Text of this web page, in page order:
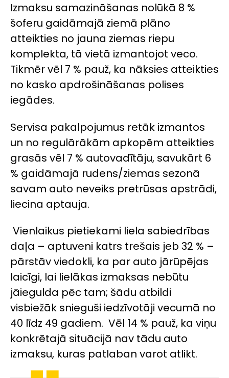
Izmaksu samazināšanas nolūkā 8 %
šoferu gaidāmajā ziemā plāno
atteikties no jauna ziemas riepu
komplekta, tā vietā izmantojot veco.
Tikmēr vēl 7 % pauž, ka nāksies atteikties
no kasko apdrošināšanas polises
iegādes.
Servisa pakalpojumus retāk izmantos
un no regulārākām apkopēm atteikties
grasās vēl 7 % autovadītāju, savukārt 6
% gaidāmajā rudens/ziemas sezonā
savam auto neveiks pretrūsas apstrādi,
liecina aptauja.
Vienlaikus pietiekami liela sabiedrības
daļa – aptuveni katrs trešais jeb 32 % –
pārstāv viedokli, ka par auto jārūpējas
laicīgi, lai lielākas izmaksas nebūtu
jāiegulda pēc tam; šādu atbildi
visbiežāk snieguši iedzīvotāji vecumā no
40 līdz 49 gadiem. Vēl 14 % pauž, ka viņu
konkrētajā situācijā nav tādu auto
izmaksu, kuras patlaban varot atlikt.